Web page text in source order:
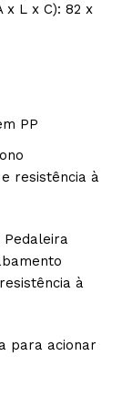
x L x C): 82 x
PP
resistência à
Pedaleira
à
para acionar